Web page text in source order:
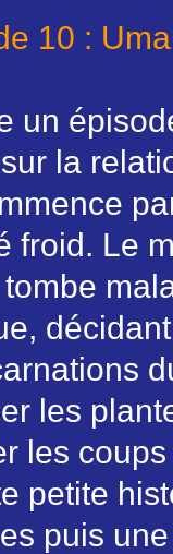
10 :
un
la
froid. Le
les
les
petite
puis